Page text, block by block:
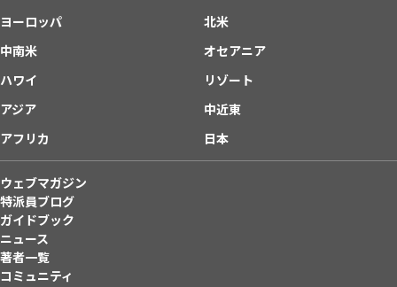
ヨーロッパ
北米
中南米
オセアニア
ハワイ
リゾート
アジア
中近東
アフリカ
日本
ウェブマガジン
特派員ブログ
ガイドブック
ニュース
著者一覧
コミュニティ